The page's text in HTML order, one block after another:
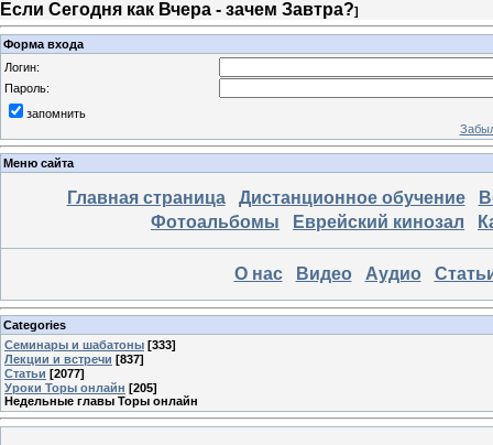
Если Сегодня как Вчера - зачем Завтра?]
Форма входа
Логин:
Пароль:
запомнить
Меню сайта
Главная страница Дистанционное обучение
Фотоальбомы
Еврейский кинозал
О нас Видео Аудио
Categories
Семинары и шабатоны [333]
Лекции и встречи [837]
Статьи [2077]
Уроки Торы онлайн [205]
Недельные главы Торы онлайн